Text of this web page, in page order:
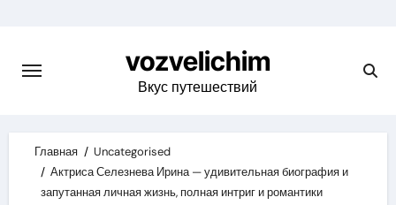
content
vozvelichim
Вкус путешествий
Главная
Uncategorised
Актриса Селезнева Ирина — удивительная биография и
запутанная личная жизнь, полная интриг и романтики